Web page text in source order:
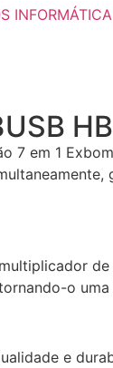
INFORMÁTICA
7 em 1
o
e